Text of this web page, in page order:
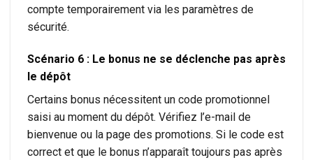
compte temporairement via les paramètres de
sécurité.
Scénario 6 : Le bonus ne se déclenche pas après
le dépôt
Certains bonus nécessitent un code promotionnel
saisi au moment du dépôt. Vérifiez l’e-mail de
bienvenue ou la page des promotions. Si le code est
correct et que le bonus n’apparaît toujours pas après